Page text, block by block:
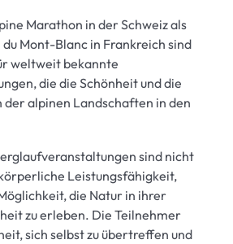
Marathon in der Schweiz als
Mont-Blanc in Frankreich sind
weltweit bekannte
die die Schönheit und die
alpinen Landschaften in den
sind nicht
Leistungsfähigkeit,
die Natur in ihrer
zu erleben. Die Teilnehmer
sich selbst zu übertreffen und